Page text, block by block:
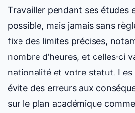
Travailler pendant ses études
possible, mais jamais sans
fixe des limites précises,
nombre d’heures, et celles‑ci
nationalité et votre statut. Les
évite des erreurs aux
sur le plan académique